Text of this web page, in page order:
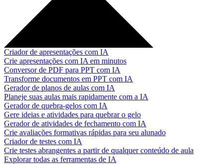
Criador de apresentações com IA
Crie apresentações com IA em minutos
Conversor de PDF para PPT com IA
Transforme documentos em PPT com IA
Gerador de planos de aulas com IA
Planeje suas aulas mais rapidamente com a IA
Gerador de quebra-gelos com IA
Gere ideias e atividades para quebrar o gelo
Gerador de atividades de fechamento com IA
Crie avaliações formativas rápidas para seu alunado
Criador de testes com IA
Crie testes abrangentes a partir de qualquer conteúdo de aula
Explorar todas as ferramentas de IA